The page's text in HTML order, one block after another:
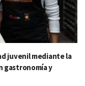
juvenil mediante la
gastronomía y